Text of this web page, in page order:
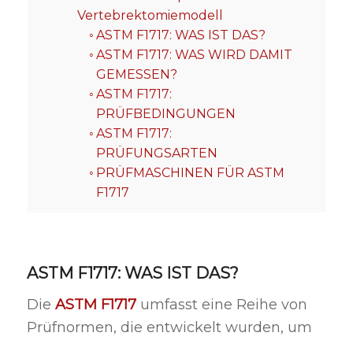
Vertebrektomiemodell
ASTM F1717: WAS IST DAS?
ASTM F1717: WAS WIRD DAMIT
GEMESSEN?
ASTM F1717:
PRÜFBEDINGUNGEN
ASTM F1717:
PRÜFUNGSARTEN
PRÜFMASCHINEN FÜR ASTM
F1717
ASTM F1717: WAS IST DAS?
Die ASTM F1717umfasst eine Reihe von
Prüfnormen, die entwickelt wurden, um